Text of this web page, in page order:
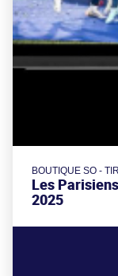
BOUTIQUE SO -
Les
2025